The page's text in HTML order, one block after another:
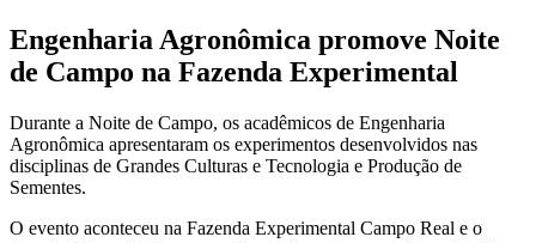
Engenharia Agronômica promove Noite
de Campo na Fazenda Experimental
Durante a Noite de Campo, os acadêmicos de Engenharia
Agronômica apresentaram os experimentos desenvolvidos nas
disciplinas de Grandes Culturas e Tecnologia e Produção de
Sementes.
O evento aconteceu na Fazenda Experimental Campo Real e o